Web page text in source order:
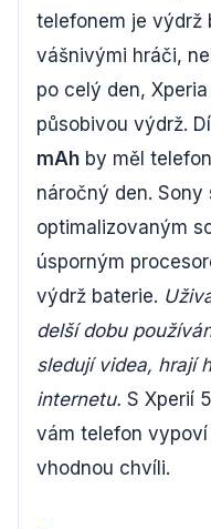
telefonem je výdrž
vášnivými hráči,
po celý den,
působivou výdrž.
mAh by měl
náročný den.
optimalizovaným
úsporným
výdrž baterie.
delší dobu
sledují videa, hrají
internetu. S Xperií
vám telefon
vhodnou chvíli.